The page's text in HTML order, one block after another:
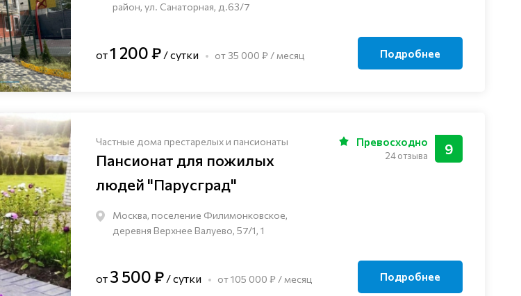
район, ул. Санаторная, д.63/7
от1 200 ₽ / сутки от 35 000 ₽ / месяц Подробнее
Частные дома престарелых и пансионаты
Пансионат для пожилых
людей "Парусград"
Москва, поселение Филимонковское,
деревня Верхнее Валуево, 57/1, 1
9
Превосходно
24 отзыва
от 3 500 ₽ / сутки от 105 000 ₽ / месяц Подробнее